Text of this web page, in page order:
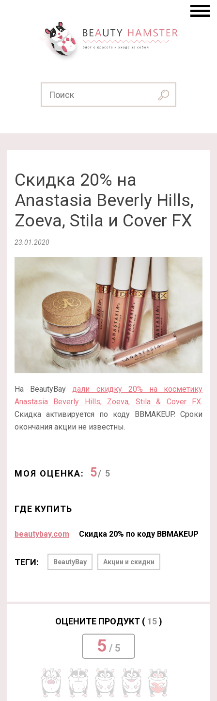
Скидка 20% на
Anastasia Beverly Hills,
Zoeva, Stila и Cover FX
23.01.2020
На BeautyBayдали скидку 20% на косметику
Anastasia Beverly Hills, Zoeva, Stila & Cover FX.
Скидка активируется по коду BBMAKEUP. Сроки
окончания акции не известны.
МОЯ ОЦЕНКА: 5/ 5
ГДЕ КУПИТЬ
beautybay.com Скидка 20% по коду BBMAKEUP
ТЕГИ: BeautyBay Акции и скидки
ОЦЕНИТЕ ПРОДУКТ ( 15)
5 / 5